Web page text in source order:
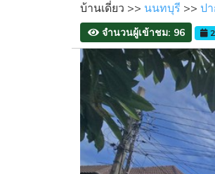
บ้านเดี่ยว >> นนทบุรี >> ป
จำนวนผู้เข้าชม: 96